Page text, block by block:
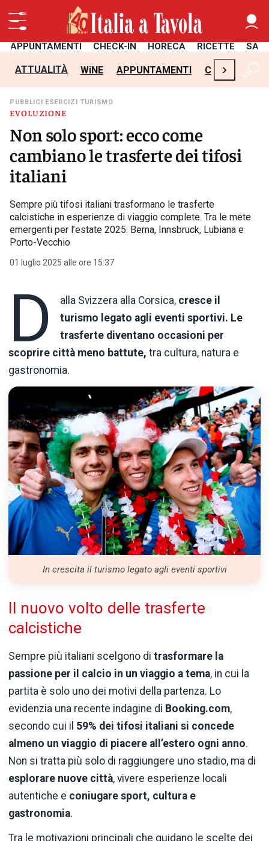
APPUNTAMENTI CHECK-IN HORECA RICETTE
ATTUALITÀ WiNE APPUNTAMENTI CHECK-IN
›
EVOLUZIONE
PUBBLICI ESERCIZI TURISMO
Non solo sport: ecco come
cambiano le trasferte dei tifosi
italiani
Sempre più tifosi italiani trasformano le trasferte
calcistiche in esperienze di viaggio complete. Tra le mete
emergenti per l’estate 2025: Berna, Innsbruck, Lubiana e
Porto-Vecchio
01 luglio 2025 alle ore 15:37
D alla Svizzera alla Corsica, cresce il
turismo legato agli eventi sportivi. Le
trasferte diventano occasioni per
scoprire città meno battute, tra cultura, natura e
gastronomia.
In crescita il turismo legato agli eventi sportivi
Il nuovo volto delle trasferte
calcistiche
Sempre più italiani scelgono di trasformare la
passione per il calcio in un viaggio a tema, in cui la
partita è solo uno dei motivi della partenza. Lo
evidenzia una recente indagine di Booking.com,
secondo cui il 59% dei tifosi italiani si concede
almeno un viaggio di piacere all’estero ogni anno.
Non si tratta più solo di raggiungere uno stadio, ma di
esplorare nuove città, vivere esperienze locali
autentiche e coniugare sport, cultura e
gastronomia.
Tra le motivazioni principali che guidano le scelte dei